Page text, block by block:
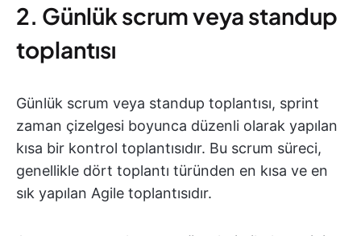
2. Günlük scrum veya standup
toplantısı
Günlük scrum veya standup toplantısı, sprint
zaman çizelgesi boyunca düzenli olarak yapılan
kısa bir kontrol toplantısıdır. Bu scrum süreci,
genellikle dört toplantı türünden en kısa ve en
sık yapılan Agile toplantısıdır.